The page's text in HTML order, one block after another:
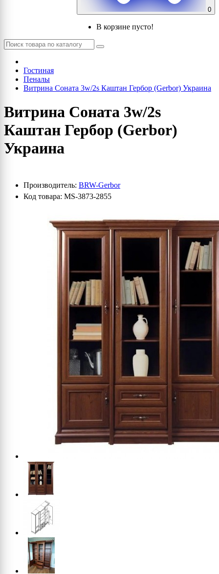
0
В корзине пусто!
Гостиная
Пеналы
Витрина Соната 3w/2s Каштан Гербор (Gerbor) Украина
Витрина Соната 3w/2s
Каштан Гербор (Gerbor)
Украина
Производитель: BRW-Gerbor
Код товара: MS-3873-2855